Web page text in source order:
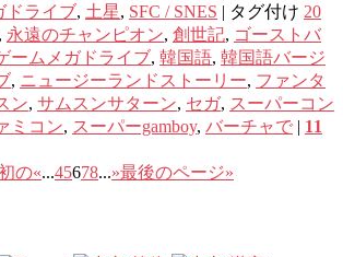
ドライブ, 土星, SFC / SNES | タグ付け 20
, 永遠のチャンピオン, 創世記, ゴーストバ
ームメガドライブ, 韓国語, 韓国語バージ
, ニュージーランドストーリー, ファンタ
ン, サムスンサターン, セガ, スーパーコン
ミコン, スーパーgamboy, バーチャで | 11
の«...45678...»最後のページ»